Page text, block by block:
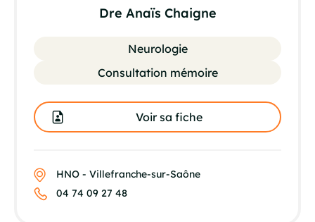
Dre Anaïs Chaigne
Neurologie
Consultation mémoire
Voir sa fiche
HNO - Villefranche-sur-Saône
04 74 09 27 48